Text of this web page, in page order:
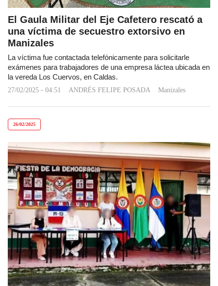
El Gaula Militar del Eje Cafetero rescató a
una víctima de secuestro extorsivo en
Manizales
La víctima fue contactada telefónicamente para solicitarle
exámenes para trabajadores de una empresa láctea ubicada en
la vereda Los Cuervos, en Caldas.
27/02/2025 - 04:51 ANDRÉS FELIPE POSADA Manizales
26/02/2025